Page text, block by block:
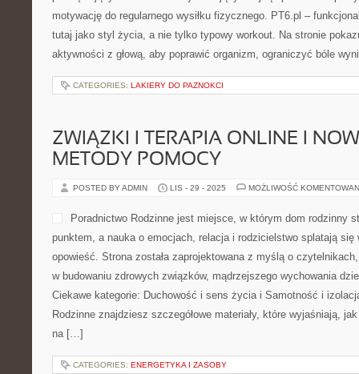
motywację do regularnego wysiłku fizycznego. PT6.pl –
tutaj jako styl życia, a nie tylko typowy workout. Na stronie
aktywności z głową, aby poprawić organizm, ograniczyć bóle
CATEGORIES: LAKIERY DO PAZNOKCI
ZWIĄZKI I TERAPIA ONLINE I
METODY POMOCY
POSTED BY ADMIN LIS - 29 - 2025 MOŻLIWOŚĆ
Poradnictwo Rodzinne jest miejsce, w którym dom rodzinny
punktem, a nauka o emocjach, relacja i rodzicielstwo splatają się
opowieść. Strona została zaprojektowana z myślą o
w budowaniu zdrowych związków, mądrzejszego wychowania
Ciekawe kategorie: Duchowość i sens życia i Samotność i
Rodzinne znajdziesz szczegółowe materiały, które wyjaśniają,
na […]
CATEGORIES: ENERGETYKA I ZASOBY